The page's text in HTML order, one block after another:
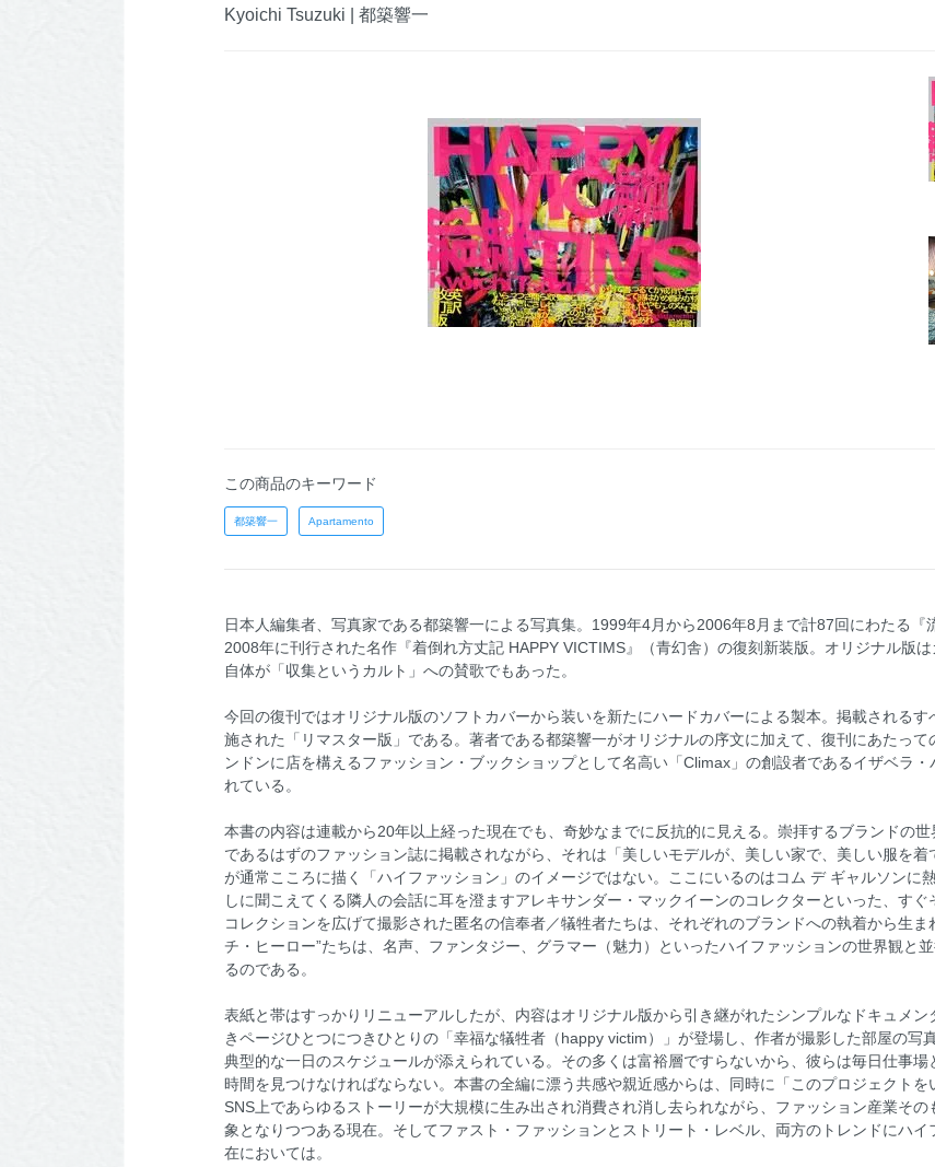
Kyoichi Tsuzuki | 都築響一
この商品のキーワード
都築響一 Apartamento
日本人編集者、写真家である都築響一による写真集。1999年4月から2006年8月まで計87回にわたる『
2008年に刊行された名作『着倒れ方丈記 HAPPY VICTIMS』（青幻舎）の復刻新装版。オリジナル版
自体が「収集というカルト」への賛歌でもあった。
今回の復刊ではオリジナル版のソフトカバーから装いを新たにハードカバーによる製本。掲載される
施された「リマスター版」である。著者である都築響一がオリジナルの序文に加えて、復刊にあたっ
ンドンに店を構えるファッション・ブックショップとして名高い「Climax」の創設者であるイザベラ
れている。
本書の内容は連載から20年以上経った現在でも、奇妙なまでに反抗的に見える。崇拝するブランドの
であるはずのファッション誌に掲載されながら、それは「美しいモデルが、美しい家で、美しい服を
が通常こころに描く「ハイファッション」のイメージではない。ここにいるのはコム デ ギャルソンに
しに聞こえてくる隣人の会話に耳を澄ますアレキサンダー・マックイーンのコレクターといった、すぐ
コレクションを広げて撮影された匿名の信奉者／犠牲者たちは、それぞれのブランドへの執着から生
チ・ヒーロー”たちは、名声、ファンタジー、グラマー（魅力）といったハイファッションの世界観と
るのである。
表紙と帯はすっかりリニューアルしたが、内容はオリジナル版から引き継がれたシンプルなドキュメ
きページひとつにつきひとりの「幸福な犠牲者（happy victim）」が登場し、作者が撮影した部屋の写
典型的な一日のスケジュールが添えられている。その多くは富裕層ですらないから、彼らは毎日仕事
時間を見つけなければならない。本書の全編に漂う共感や親近感からは、同時に「このプロジェクトを
SNS上であらゆるストーリーが大規模に生み出され消費され消し去られながら、ファッション産業そ
象となりつつある現在。そしてファスト・ファッションとストリート・レベル、両方のトレンドにハ
在においては。